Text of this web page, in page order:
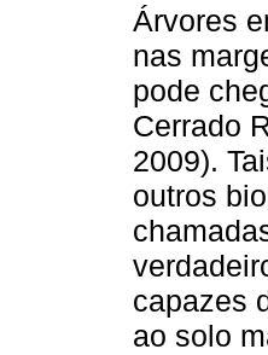
Árvores
nas
pode
Cerrado
2009).
outros
capazes
ao solo